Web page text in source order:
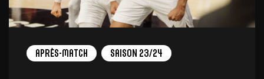
Après-match Saison 23/24